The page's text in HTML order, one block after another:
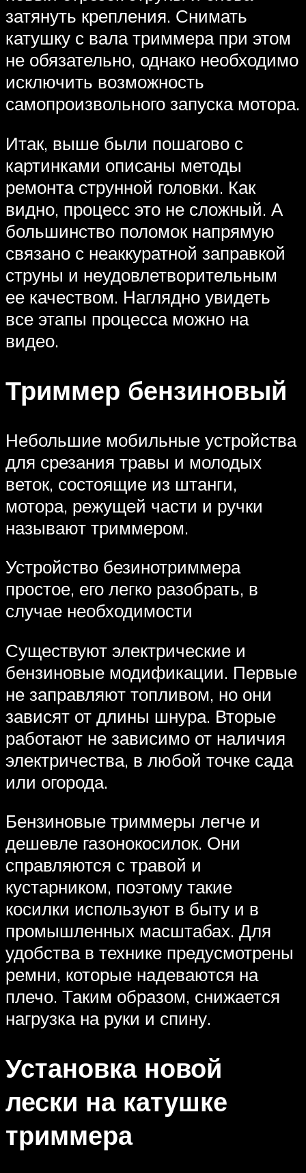
затянуть крепления. Снимать
катушку с вала триммера при этом
не обязательно, однако необходимо
исключить возможность
самопроизвольного запуска мотора.
Итак, выше были пошагово с
картинками описаны методы
ремонта струнной головки. Как
видно, процесс это не сложный. А
большинство поломок напрямую
связано с неаккуратной заправкой
струны и неудовлетворительным
ее качеством. Наглядно увидеть
все этапы процесса можно на
видео.
Триммер бензиновый
Небольшие мобильные устройства
для срезания травы и молодых
веток, состоящие из штанги,
мотора, режущей части и ручки
называют триммером.
Устройство безинотриммера
простое, его легко разобрать, в
случае необходимости
Существуют электрические и
бензиновые модификации. Первые
не заправляют топливом, но они
зависят от длины шнура. Вторые
работают не зависимо от наличия
электричества, в любой точке сада
или огорода.
Бензиновые триммеры легче и
дешевле газонокосилок. Они
справляются с травой и
кустарником, поэтому такие
косилки используют в быту и в
промышленных масштабах. Для
удобства в технике предусмотрены
ремни, которые надеваются на
плечо. Таким образом, снижается
нагрузка на руки и спину.
Установка новой
лески на катушке
триммера